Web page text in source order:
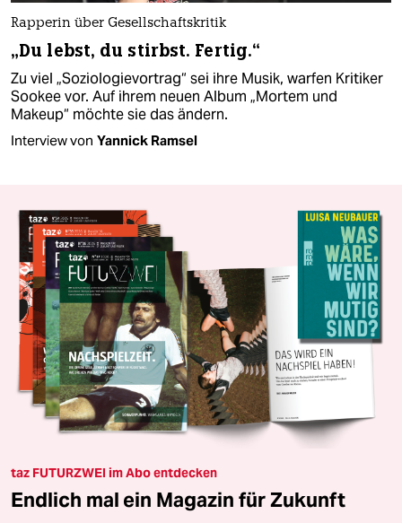
Rapperin über Gesellschaftskritik
„Du lebst, du stirbst. Fertig.“
Zu viel „Soziologievortrag“ sei ihre Musik, warfen Kritiker
Sookee vor. Auf ihrem neuen Album „Mortem und
Makeup“ möchte sie das ändern.
Interview von Yannick Ramsel
taz FUTURZWEI im Abo entdecken
Endlich mal ein Magazin für Zukunft